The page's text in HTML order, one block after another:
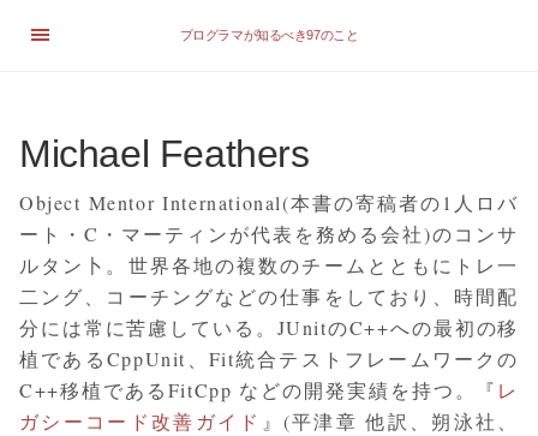
プログラマが知るべき97のこと
Michael Feathers
Object Mentor International(本書の寄稿者の1人ロバ
ート・C・マーティンが代表を務める会社)のコンサ
ルタン卜。世界各地の複数のチームとともにトレ一
二ング、コーチングなどの仕事をしており、時間配
分には常に苦慮している。JUnitのC++への最初の移
植であるCppUnit、Fit統合テストフレームワークの
C++移植であるFitCpp などの開発実績を持つ。『 レ
ガシーコード改善ガイド 』(平津章 他訳、朔泳社、